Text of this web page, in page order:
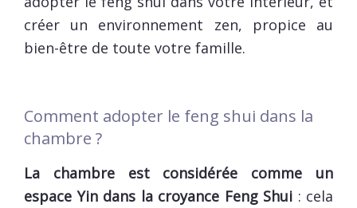
créer un environnement zen, propice au
bien-être de toute votre famille.
Comment adopter le feng shui dans la
chambre ?
La chambre est considérée comme un
espace Yin dans la croyance Feng Shui : cela